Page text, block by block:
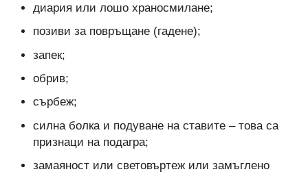
диария или лошо храносмилане;
позиви за повръщане (гадене);
запек;
обрив;
сърбеж;
силна болка и подуване на ставите – това са
признаци на подагра;
замаяност или световъртеж или замъглено